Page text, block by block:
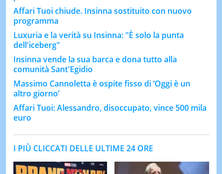
Affari Tuoi chiude. Insinna sostituito con nuovo
programma
Luxuria e la verità su Insinna: "È solo la punta
dell'iceberg"
Insinna vende la sua barca e dona tutto alla
comunità Sant'Egidio
Massimo Cannoletta è ospite fisso di ‘Oggi è un
altro giorno’
Affari Tuoi: Alessandro, disoccupato, vince 500 mila
euro
I PIÙ CLICCATI DELLE ULTIME 24 ORE